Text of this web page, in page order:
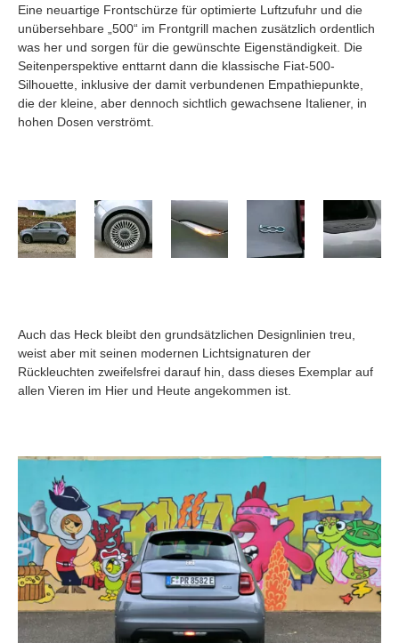
Eine neuartige Frontschürze für optimierte Luftzufuhr und die
unübersehbare „500“ im Frontgrill machen zusätzlich ordentlich
was her und sorgen für die gewünschte Eigenständigkeit. Die
Seitenperspektive enttarnt dann die klassische Fiat-500-
Silhouette, inklusive der damit verbundenen Empathiepunkte,
die der kleine, aber dennoch sichtlich gewachsene Italiener, in
hohen Dosen verströmt.
Auch das Heck bleibt den grundsätzlichen Designlinien treu,
weist aber mit seinen modernen Lichtsignaturen der
Rückleuchten zweifelsfrei darauf hin, dass dieses Exemplar auf
allen Vieren im Hier und Heute angekommen ist.